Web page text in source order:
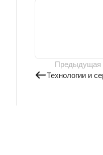
Предыдущая
Технологии и